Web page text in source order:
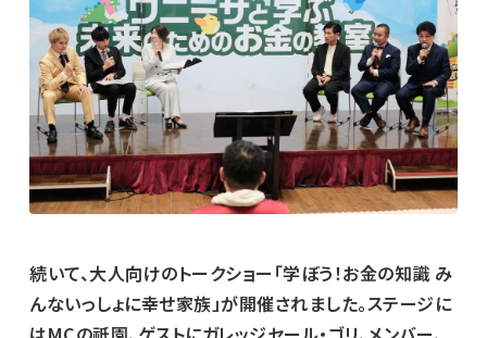
続いて、大人向けのトークショー「学ぼう！お金の知識 み
んないっしょに幸せ家族」が開催されました。ステージに